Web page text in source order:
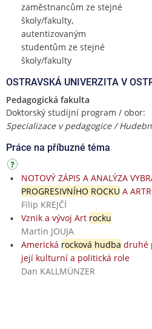
zaměstnancům ze stejné
školy/fakulty,
autentizovaným
studentům ze stejné
školy/fakulty
OSTRAVSKÁ UNIVERZITA V
Pedagogická fakulta
Doktorský studijní program / obor:
Specializace v pedagogice /
Práce na příbuzné téma
NOTOVÝ ZÁPIS A ANALÝZA
PROGRESIVNÍHO ROCKU A
Filip KREJČÍ
Vznik a vývoj Art rocku
Martin JOUJA
Americká rocková hudba druhé
její kulturní a politická role
Dan KALLMÜNZER